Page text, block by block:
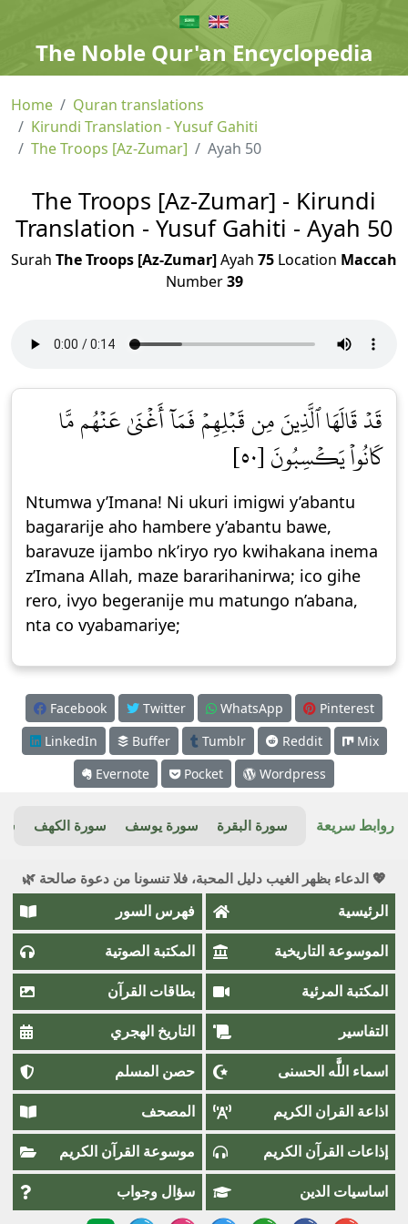
The Noble Qur'an Encyclopedia
Home
Quran translations
Kirundi Translation - Yusuf Gahiti
The Troops [Az-Zumar]
Ayah 50
The Troops [Az-Zumar] - Kirundi
Translation - Yusuf Gahiti - Ayah 50
Surah The Troops [Az-Zumar]Ayah 75 Location Maccah
Number39
قَدۡ قَالَهَا ٱلَّذِينَ مِن قَبۡلِهِمۡ فَمَآ أَغۡنَىٰ عَنۡهُم مَّا
كَانُواْ يَكۡسِبُونَ [٥٠]
Ntumwa y’Imana! Ni ukuri imigwi y’abantu
bagararije aho hambere y’abantu bawe,
baravuze ijambo nk’iryo ryo kwihakana inema
z’Imana Allah, maze bararihanirwa; ico gihe
rero, ivyo begeranije mu matungo n’abana,
nta co vyabamariye;
Facebook Twitter WhatsApp
Pinterest
LinkedIn
Buffer Tumblr Reddit
Mix
Evernote
Pocket Wordpress
روابط سريعة سورة البقرة سورة يوسف سورة الكهف
💖 الدعاء بظهر الغيب دليل المحبة، فلا تنسونا من دعوة صالحة 🌿
الرئيسية فهرس السور
الموسوعة التاريخية المكتبة الصوتية
المكتبة المرئية بطاقات القرآن
التفاسير التاريخ الهجري
اسماء اللَّٰه الحسنى حصن المسلم
اذاعة القران الكريم المصحف
إذاعات القرآن الكريم موسوعة القرآن الكريم
اساسيات الدين سؤال وجواب